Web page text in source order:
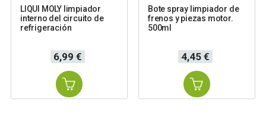
LIQUI MOLY limpiador
interno del circuito de
refrigeración
Precio
6,99 €
Bote spray limpiador de
frenos y piezas motor.
500ml
Precio
4,45 €